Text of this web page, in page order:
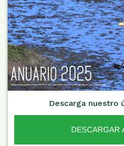
Descarga nuestro
DESCARGAR